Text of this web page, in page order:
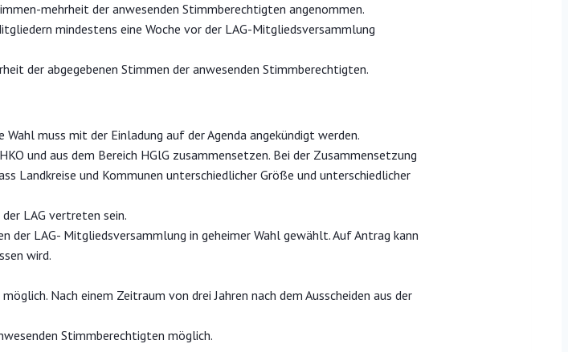
mehrheit der anwesenden Stimmberechtigten angenommen.
mindestens eine Woche vor der LAG-Mitgliedsversammlung
der abgegebenen Stimmen der anwesenden Stimmberechtigten.
muss mit der Einladung auf der Agenda angekündigt werden.
und aus dem Bereich HGlG zusammensetzen. Bei der Zusammensetzung
Landkreise und Kommunen unterschiedlicher Größe und unterschiedlicher
LAG vertreten sein.
der LAG- Mitgliedsversammlung in geheimer Wahl gewählt. Auf Antrag kann
wird.
Nach einem Zeitraum von drei Jahren nach dem Ausscheiden aus der
Stimmberechtigten möglich.